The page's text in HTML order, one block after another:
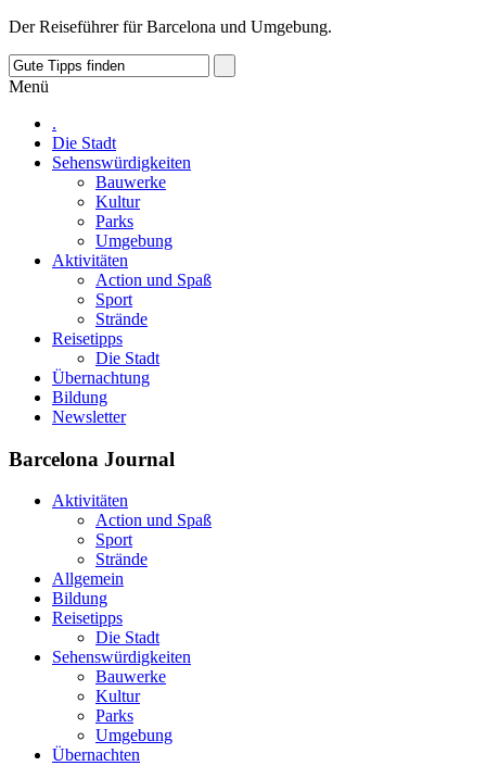
Der Reiseführer für Barcelona und Umgebung.
Menü
.
Die Stadt
Sehenswürdigkeiten
Bauwerke
Kultur
Parks
Umgebung
Aktivitäten
Action und Spaß
Sport
Strände
Reisetipps
Die Stadt
Übernachtung
Bildung
Newsletter
Barcelona Journal
Aktivitäten
Action und Spaß
Sport
Strände
Allgemein
Bildung
Reisetipps
Die Stadt
Sehenswürdigkeiten
Bauwerke
Kultur
Parks
Umgebung
Übernachten